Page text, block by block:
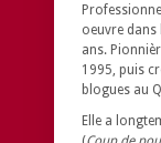
oeuvre dans
ans.
1995, puis
blogues au
Elle a